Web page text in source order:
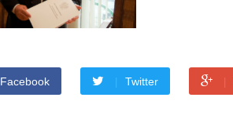
Facebook Twitter